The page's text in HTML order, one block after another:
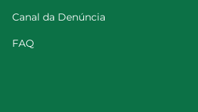
Canal da Denúncia
FAQ